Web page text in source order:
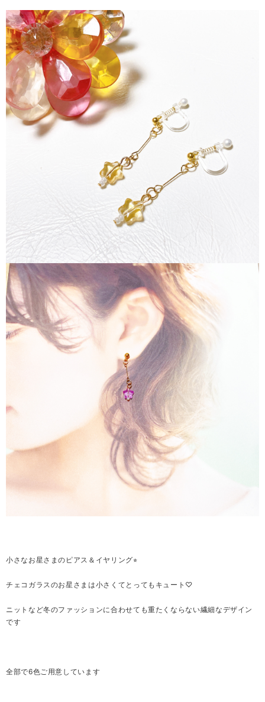
小さなお星さまのピアス＆イヤリング⭐︎
チェコガラスのお星さまは小さくてとってもキュート♡
ニットなど冬のファッションに合わせても重たくならない繊細なデザイン
です
全部で6色ご用意しています